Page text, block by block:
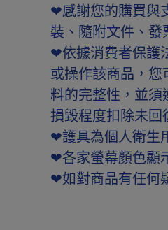
❤感謝您的購買與
裝、隨附文件、
❤依據消費者保護
或操作該商品，
料的完整性，並
損毀程度扣除未回
❤護具為個人衛生
❤各家螢幕顏色顯
❤如對商品有任何